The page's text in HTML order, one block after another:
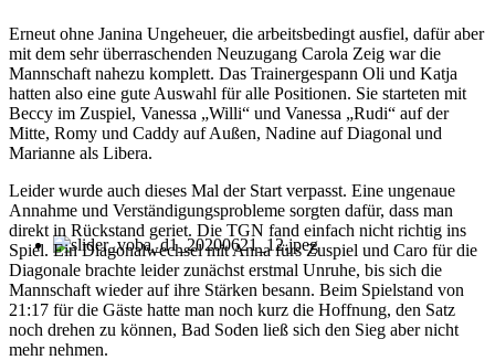
Erneut ohne Janina Ungeheuer, die arbeitsbedingt ausfiel, dafür aber
mit dem sehr überraschenden Neuzugang Carola Zeig war die
Mannschaft nahezu komplett. Das Trainergespann Oli und Katja
hatten also eine gute Auswahl für alle Positionen. Sie starteten mit
Beccy im Zuspiel, Vanessa „Willi“ und Vanessa „Rudi“ auf der
Mitte, Romy und Caddy auf Außen, Nadine auf Diagonal und
Marianne als Libera.
Leider wurde auch dieses Mal der Start verpasst. Eine ungenaue
Annahme und Verständigungsprobleme sorgten dafür, dass man
direkt in Rückstand geriet. Die TGN fand einfach nicht richtig ins
Spiel. Ein Diagonalwechsel mit Anna fürs Zuspiel und Caro für die
Diagonale brachte leider zunächst erstmal Unruhe, bis sich die
Mannschaft wieder auf ihre Stärken besann. Beim Spielstand von
21:17 für die Gäste hatte man noch kurz die Hoffnung, den Satz
noch drehen zu können, Bad Soden ließ sich den Sieg aber nicht
mehr nehmen.